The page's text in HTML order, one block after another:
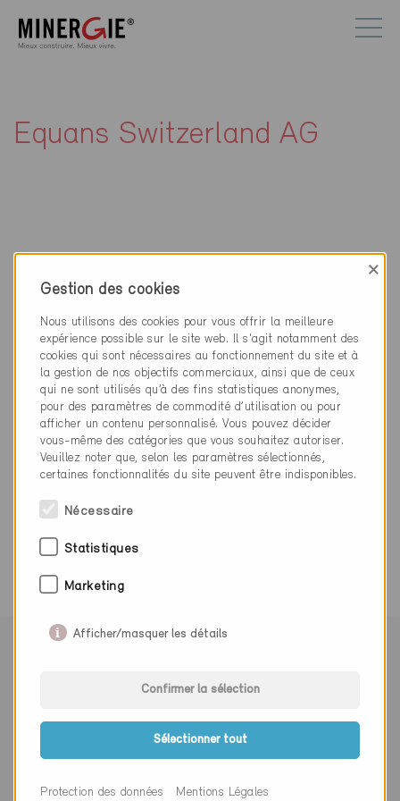
Equans Switzerland AG
Route de la Galaise 15A
1228 Plan-les-Ouates
0228845300
equans@scan.conextrade.com
0 Bâtiments Minergie (0 Certificats)
S’abonner à la newsletter
Monsieur
Madame Autre
Gestion des cookies
×
Nous utilisons des cookies pour vous offrir la meilleure
expérience possible sur le site web. Il s'agit notamment des
cookies qui sont nécessaires au fonctionnement du site et à
la gestion de nos objectifs commerciaux, ainsi que de ceux
qui ne sont utilisés qu’à des fins statistiques anonymes,
pour des paramètres de commodité d’utilisation ou pour
afficher un contenu personnalisé. Vous pouvez décider
vous-même des catégories que vous souhaitez autoriser.
Veuillez noter que, selon les paramètres sélectionnés,
certaines fonctionnalités du site peuvent être indisponibles.
Nécessaire
Statistiques
Marketing
Afficher/masquer les détails
Confirmer la sélection
Sélectionner tout
Protection des données Mentions Légales